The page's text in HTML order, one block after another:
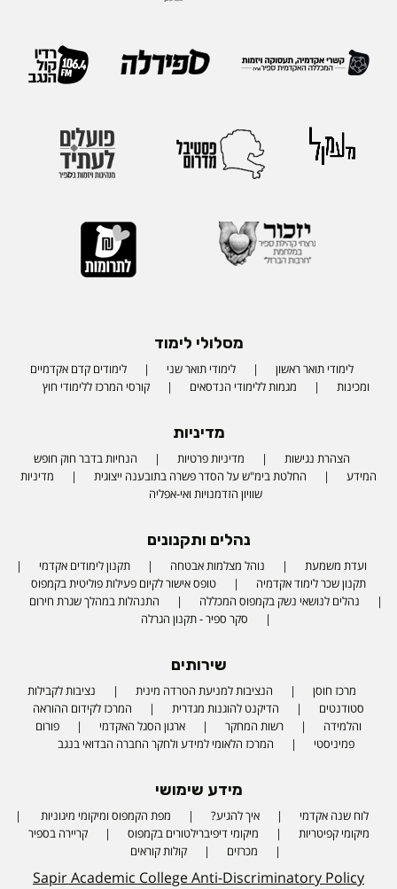
מסלולי לימוד
לימודי תואר ראשון לימודי תואר שני
לימודים קדם אקדמיים
ומכינות
מגמות ללימודי הנדסאים קורסי המרכז ללימודי חוץ
מדיניות
הצהרת נגישות מדיניות פרטיות
הנחיות בדבר חוק חופש
המידע
החלטת בימ"ש על הסדר פשרה בתובענה ייצוגית
מדיניות
שוויון הזדמנויות ואי-אפליה
נהלים ותקנונים
ועדת משמעת נוהל מצלמות אבטחה
תקנון לימודים אקדמי
תקנון שכר לימוד אקדמיה
טופס אישור לקיום פעילות פוליטית בקמפוס
נהלים לנושאי נשק בקמפוס המכללה
התנהלות במהלך שגרת חירום
סקר ספיר - תקנון הגרלה
שירותים
מרכז חוסן הנציבות למניעת הטרדה מינית
נציבות לקבילות
סטודנטים
הדיקנט להוגנות מגדרית
המרכז לקידום ההוראה
והלמידה
רשות המחקר ארגון הסגל האקדמי
פורום
פמיניסטי
המרכז הלאומי למידע ולחקר החברה הבדואי בנגב
מידע שימושי
לוח שנה אקדמי איך להגיע?
מפת הקמפוס ומיקומי מיגוניות
מיקומי קפיטריות
מיקומי דיפיברילטורים בקמפוס
קריירה בספיר
מכרזים
קולות קוראים
Sapir Academic College Anti-Discriminatory Policy
Phone number